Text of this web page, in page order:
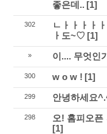
좋은데.. [1]
302
ㄴㅏㅏㅏㅏ
ㅏ도~♡ [1]
» 이.... 무엇인
300 w o w ! [1]
299 안녕하세요
298
오! 홈피오픈
[1]